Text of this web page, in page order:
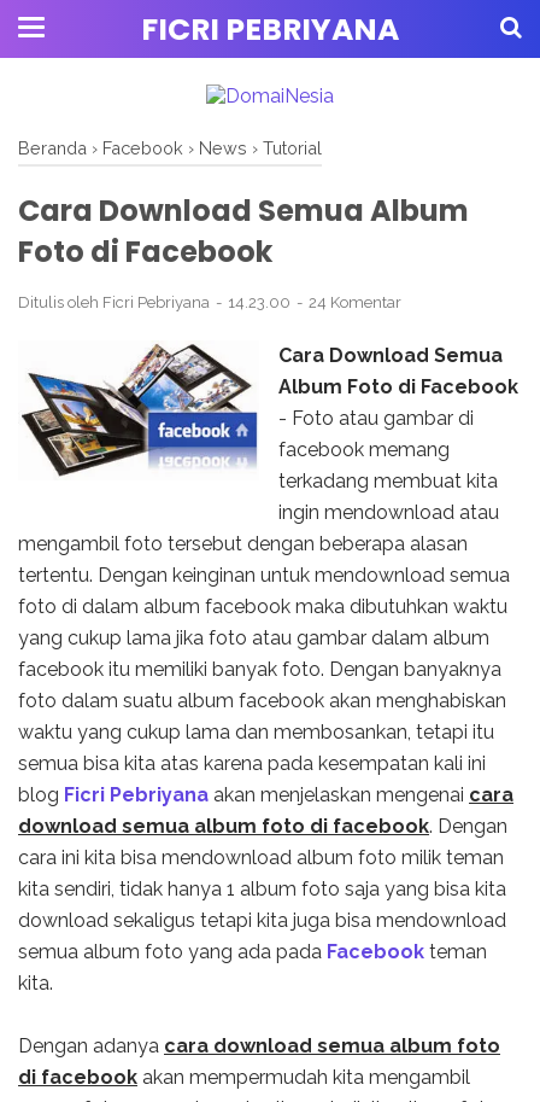
FICRI PEBRIYANA
Beranda › Facebook › News › Tutorial
Cara Download Semua Album
Foto di Facebook
Ditulis oleh Ficri Pebriyana 14.23.00 24 Komentar
Cara Download Semua
Album Foto di Facebook
- Foto atau gambar di
facebook memang
terkadang membuat kita
ingin mendownload atau
mengambil foto tersebut dengan beberapa alasan
tertentu. Dengan keinginan untuk mendownload semua
foto di dalam album facebook maka dibutuhkan waktu
yang cukup lama jika foto atau gambar dalam album
facebook itu memiliki banyak foto. Dengan banyaknya
foto dalam suatu album facebook akan menghabiskan
waktu yang cukup lama dan membosankan, tetapi itu
semua bisa kita atas karena pada kesempatan kali ini
blog Ficri Pebriyana akan menjelaskan mengenai cara
download semua album foto di facebook. Dengan
cara ini kita bisa mendownload album foto milik teman
kita sendiri, tidak hanya 1 album foto saja yang bisa kita
download sekaligus tetapi kita juga bisa mendownload
semua album foto yang ada pada Facebook teman
kita.
Dengan adanya cara download semua album foto
di facebook akan mempermudah kita mengambil